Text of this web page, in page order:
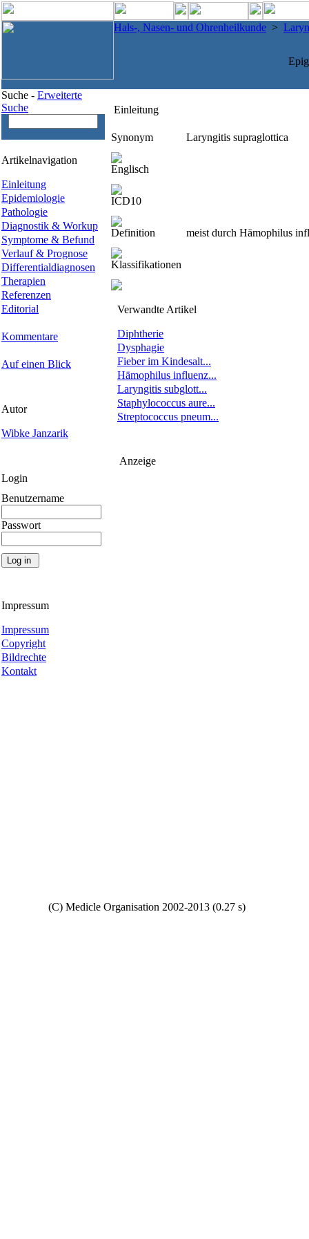
Hals-, Nasen- und Ohrenheilkunde >
Suche - Erweiterte
Suche
Artikelnavigation
Einleitung
Epidemiologie
Pathologie
Diagnostik & Workup
Symptome & Befund
Verlauf & Prognose
Differentialdiagnosen
Therapien
Referenzen
Editorial
Kommentare
Auf einen Blick
Autor
Wibke Janzarik
Login
Benutzername
Passwort
Impressum
Impressum
Copyright
Bildrechte
Kontakt
Einleitung
Synonym Laryngitis supraglottica
Englisch
ICD10
Definition meist durch Hämophilus
Klassifikationen
Verwandte Artikel
Diphtherie
Dysphagie
Fieber im Kindesalt...
Hämophilus influenz...
Laryngitis subglott...
Staphylococcus aure...
Streptococcus pneum...
Anzeige
(C) Medicle Organisation 2002-2013 (0.27 s)